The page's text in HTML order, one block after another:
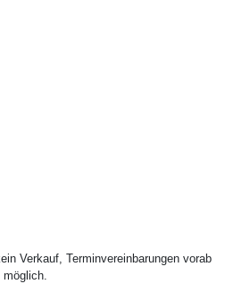
Verkauf, Terminvereinbarungen vorab
möglich.